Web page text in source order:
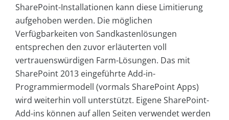
SharePoint-Installationen kann diese Limitierung
aufgehoben werden. Die möglichen
Verfügbarkeiten von Sandkastenlösungen
entsprechen den zuvor erläuterten voll
vertrauenswürdigen Farm-Lösungen. Das mit
SharePoint 2013 eingeführte Add-in-
Programmiermodell (vormals SharePoint Apps)
wird weiterhin voll unterstützt. Eigene SharePoint-
Add-ins können auf allen Seiten verwendet werden